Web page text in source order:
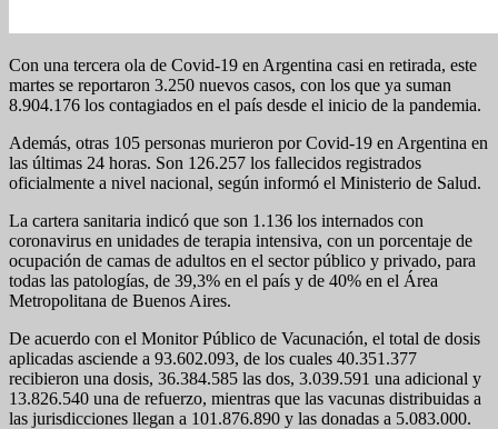
Con una tercera ola de Covid-19 en Argentina casi en retirada, este
martes se reportaron 3.250 nuevos casos, con los que ya suman
8.904.176 los contagiados en el país desde el inicio de la pandemia.
Además, otras 105 personas murieron por Covid-19 en Argentina en
las últimas 24 horas. Son 126.257 los fallecidos registrados
oficialmente a nivel nacional, según informó el Ministerio de Salud.
La cartera sanitaria indicó que son 1.136 los internados con
coronavirus en unidades de terapia intensiva, con un porcentaje de
ocupación de camas de adultos en el sector público y privado, para
todas las patologías, de 39,3% en el país y de 40% en el Área
Metropolitana de Buenos Aires.
De acuerdo con el Monitor Público de Vacunación, el total de dosis
aplicadas asciende a 93.602.093, de los cuales 40.351.377
recibieron una dosis, 36.384.585 las dos, 3.039.591 una adicional y
13.826.540 una de refuerzo, mientras que las vacunas distribuidas a
las jurisdicciones llegan a 101.876.890 y las donadas a 5.083.000.